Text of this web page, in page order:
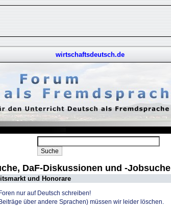
wirtschaftsdeutsch.de
DaF-Diskussionen und -Jobsuche
und Honorare
nur auf Deutsch schreiben!
über andere Sprachen) müssen wir leider löschen.